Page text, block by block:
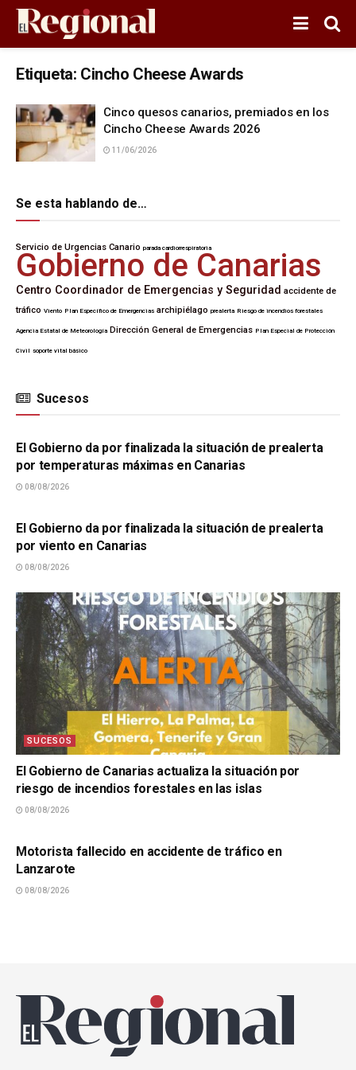
Etiqueta: Cincho Cheese Awards
Cinco quesos canarios, premiados en los
Cincho Cheese Awards 2026
11/06/2026
Se esta hablando de…
Servicio de Urgencias Canario parada cardiorrespiratoria
Gobierno de Canarias
Centro Coordinador de Emergencias y Seguridad accidente de
tráfico Viento Plan Específico de Emergencias archipiélago prealerta Riesgo de incendios forestales
Agencia Estatal de Meteorología Dirección General de Emergencias Plan Especial de Protección
Civil soporte vital básico
Sucesos
SUCESOS
El Gobierno da por finalizada la situación de prealerta
por temperaturas máximas en Canarias
08/08/2026
El Gobierno da por finalizada la situación de prealerta
por viento en Canarias
08/08/2026
SUCESOS
El Gobierno de Canarias actualiza la situación por
riesgo de incendios forestales en las islas
08/08/2026
Motorista fallecido en accidente de tráfico en
Lanzarote
08/08/2026